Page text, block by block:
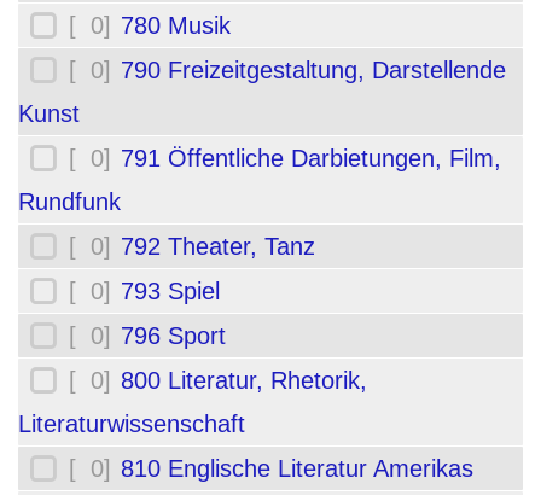
[ 0] 780 Musik
[ 0] 790 Freizeitgestaltung, Darstellende
Kunst
[ 0] 791 Öffentliche Darbietungen, Film,
Rundfunk
[ 0] 792 Theater, Tanz
[ 0] 793 Spiel
[ 0] 796 Sport
[ 0] 800 Literatur, Rhetorik,
Literaturwissenschaft
[ 0] 810 Englische Literatur Amerikas